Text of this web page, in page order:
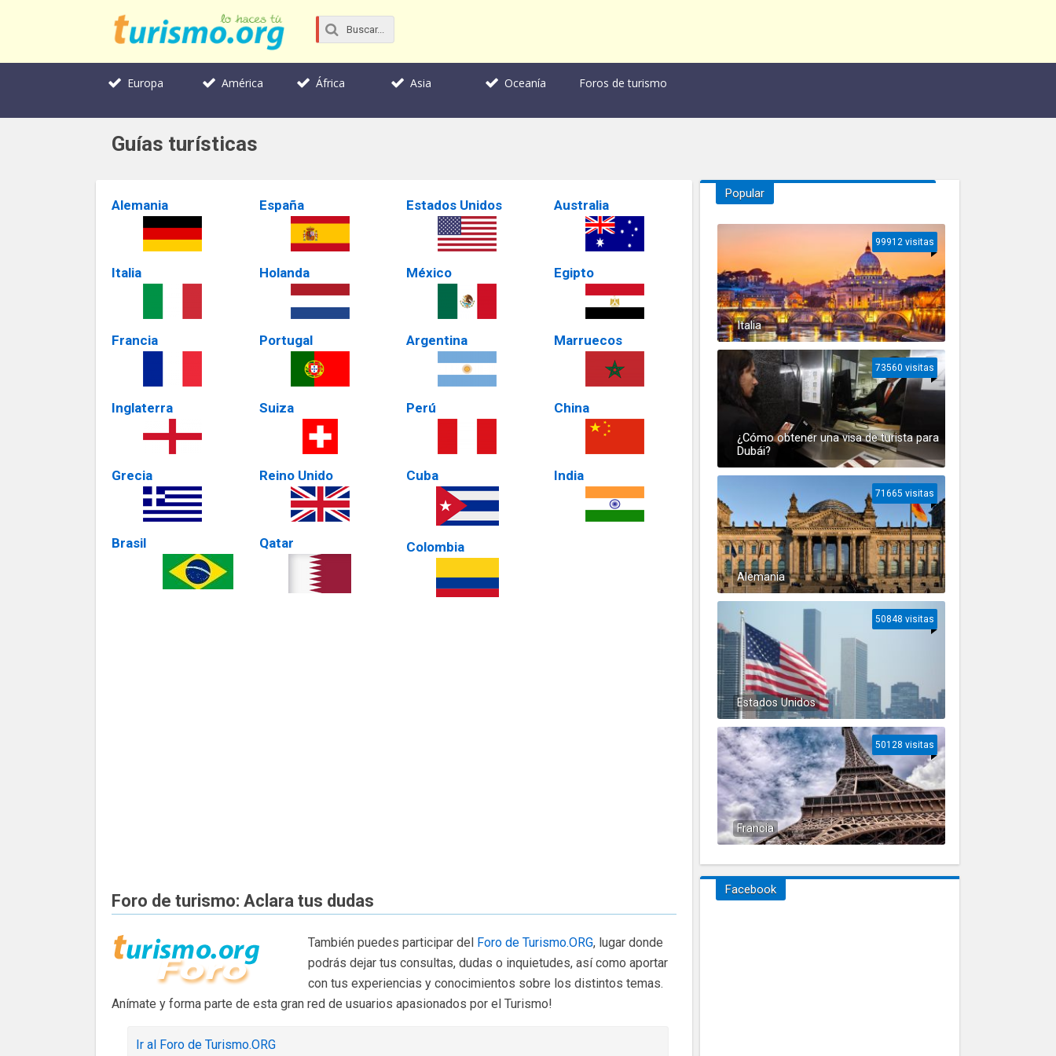
Europa América África Asia Oceanía Foros de turismo
Guías turísticas
Alemania
Italia
Francia
Inglaterra
Grecia
Brasil
España
Holanda
Portugal
Suiza
Reino Unido
Qatar
Estados Unidos
México
Argentina
Perú
Cuba
Colombia
Australia
Egipto
Marruecos
China
India
Foro de turismo: Aclara tus dudas
También puedes participar del Foro de Turismo.ORG, lugar donde
podrás dejar tus consultas, dudas o inquietudes, así como aportar
con tus experiencias y conocimientos sobre los distintos temas.
Anímate y forma parte de esta gran red de usuarios apasionados por el Turismo!
Ir al Foro de Turismo.ORG
Popular
Italia
99912 visitas
¿Cómo obtener una visa de turista para
Dubái?
73560 visitas
Alemania
71665 visitas
Estados Unidos
50848 visitas
Francia
50128 visitas
Facebook